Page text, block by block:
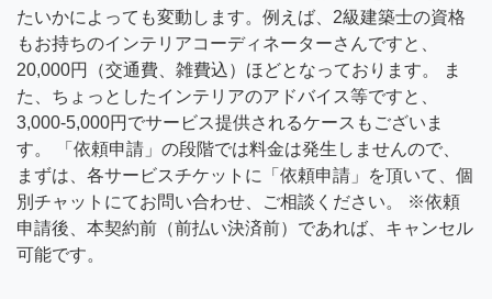
たいかによっても変動します。例えば、2級建築士の資格
もお持ちのインテリアコーディネーターさんですと、
20,000円（交通費、雑費込）ほどとなっております。 ま
た、ちょっとしたインテリアのアドバイス等ですと、
3,000-5,000円でサービス提供されるケースもございま
す。 「依頼申請」の段階では料金は発生しませんので、
まずは、各サービスチケットに「依頼申請」を頂いて、個
別チャットにてお問い合わせ、ご相談ください。 ※依頼
申請後、本契約前（前払い決済前）であれば、キャンセル
可能です。